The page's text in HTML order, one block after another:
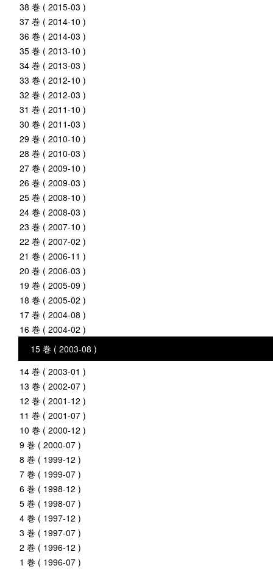
38 巻 ( 2015-03 )
37 巻 ( 2014-10 )
36 巻 ( 2014-03 )
35 巻 ( 2013-10 )
34 巻 ( 2013-03 )
33 巻 ( 2012-10 )
32 巻 ( 2012-03 )
31 巻 ( 2011-10 )
30 巻 ( 2011-03 )
29 巻 ( 2010-10 )
28 巻 ( 2010-03 )
27 巻 ( 2009-10 )
26 巻 ( 2009-03 )
25 巻 ( 2008-10 )
24 巻 ( 2008-03 )
23 巻 ( 2007-10 )
22 巻 ( 2007-02 )
21 巻 ( 2006-11 )
20 巻 ( 2006-03 )
19 巻 ( 2005-09 )
18 巻 ( 2005-02 )
17 巻 ( 2004-08 )
16 巻 ( 2004-02 )
15 巻 ( 2003-08 )
14 巻 ( 2003-01 )
13 巻 ( 2002-07 )
12 巻 ( 2001-12 )
11 巻 ( 2001-07 )
10 巻 ( 2000-12 )
9 巻 ( 2000-07 )
8 巻 ( 1999-12 )
7 巻 ( 1999-07 )
6 巻 ( 1998-12 )
5 巻 ( 1998-07 )
4 巻 ( 1997-12 )
3 巻 ( 1997-07 )
2 巻 ( 1996-12 )
1 巻 ( 1996-07 )